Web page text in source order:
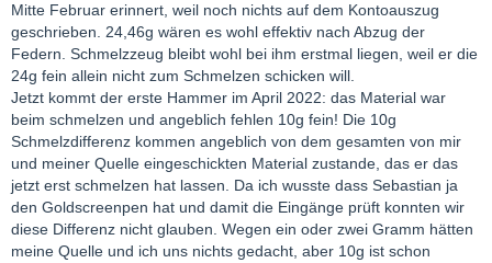
Mitte Februar erinnert, weil noch nichts auf dem Kontoauszug
geschrieben. 24,46g wären es wohl effektiv nach Abzug der
Federn. Schmelzzeug bleibt wohl bei ihm erstmal liegen, weil er die
24g fein allein nicht zum Schmelzen schicken will.
Jetzt kommt der erste Hammer im April 2022: das Material war
beim schmelzen und angeblich fehlen 10g fein! Die 10g
Schmelzdifferenz kommen angeblich von dem gesamten von mir
und meiner Quelle eingeschickten Material zustande, das er das
jetzt erst schmelzen hat lassen. Da ich wusste dass Sebastian ja
den Goldscreenpen hat und damit die Eingänge prüft konnten wir
diese Differenz nicht glauben. Wegen ein oder zwei Gramm hätten
meine Quelle und ich uns nichts gedacht, aber 10g ist schon